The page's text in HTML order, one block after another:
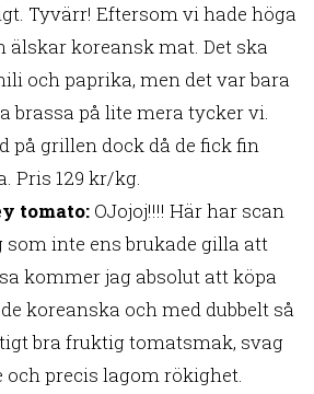
Tyvärr! Eftersom vi hade höga
koreansk mat. Det ska
och paprika, men det var bara
brassa på lite mera tycker vi.
på grillen dock då de fick fin
Pris 129 kr/kg.
tomato: OJojoj!!!! Här har scan
inte ens brukade gilla att
kommer jag absolut att köpa
koreanska och med dubbelt så
bra fruktig tomatsmak, svag
precis lagom rökighet.